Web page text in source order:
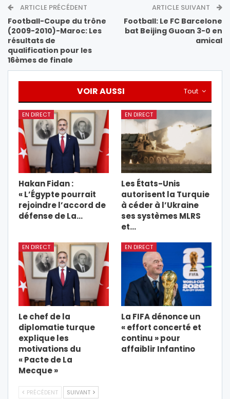
ARTICLE PRÉCÉDENT
Football-Coupe du trône
(2009-2010)-Maroc: Les
résultats de
qualification pour les
16èmes de finale
ARTICLE SUIVANT
Football: Le FC Barcelone
bat Beijing Guoan 3-0 en
amical
Tout
VOIR AUSSI
EN DIRECT
Hakan Fidan :
« L’Égypte pourrait
rejoindre l’accord de
défense de La…
EN DIRECT
Les États-Unis
autorisent la Turquie
à céder à l’Ukraine
ses systèmes MLRS
et…
EN DIRECT
Le chef de la
diplomatie turque
explique les
motivations du
« Pacte de La
Mecque »
EN DIRECT
La FIFA dénonce un
« effort concerté et
continu » pour
affaiblir Infantino
PRÉCÉDENT SUIVANT